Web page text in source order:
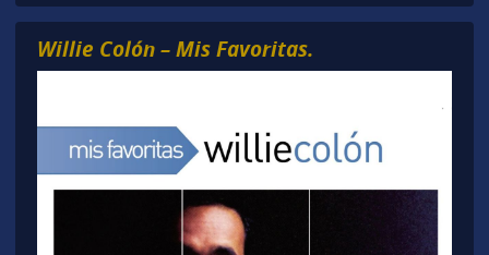
Willie Colón – Mis Favoritas.